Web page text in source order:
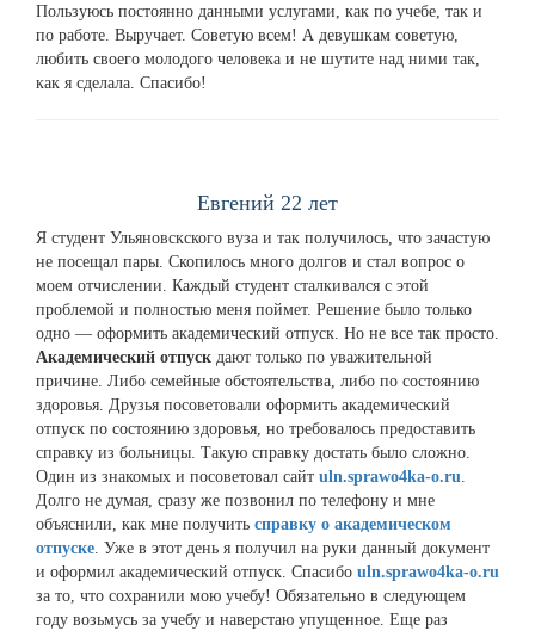
Пользуюсь постоянно данными услугами, как по учебе, так и
по работе. Выручает. Советую всем! А девушкам советую,
любить своего молодого человека и не шутите над ними так,
как я сделала. Спасибо!
Евгений 22 лет
Я студент Ульяновскского вуза и так получилось, что зачастую
не посещал пары. Скопилось много долгов и стал вопрос о
моем отчислении. Каждый студент сталкивался с этой
проблемой и полностью меня поймет. Решение было только
одно — оформить академический отпуск. Но не все так просто.
Академический отпуск дают только по уважительной
причине. Либо семейные обстоятельства, либо по состоянию
здоровья. Друзья посоветовали оформить академический
отпуск по состоянию здоровья, но требовалось предоставить
справку из больницы. Такую справку достать было сложно.
Один из знакомых и посоветовал сайт uln.sprawo4ka-o.ru
Долго не думая, сразу же позвонил по телефону и мне
объяснили, как мне получить справку о академическом
отпуске . Уже в этот день я получил на руки данный документ
и оформил академический отпуск. Спасибо uln.sprawo4ka-o.ru
за то, что сохранили мою учебу! Обязательно в следующем
году возьмусь за учебу и наверстаю упущенное. Еще раз